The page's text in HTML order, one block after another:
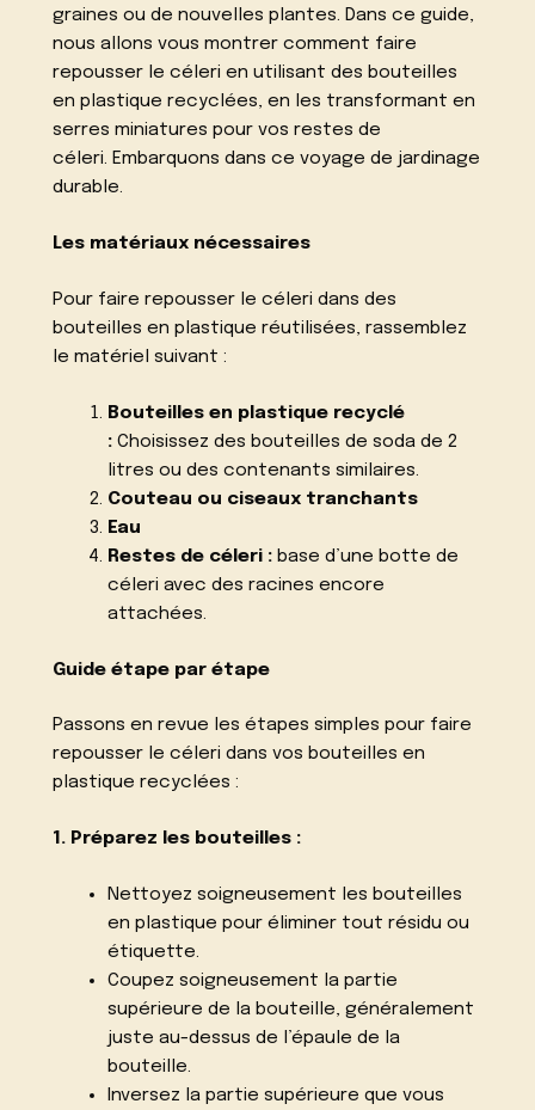
graines ou de nouvelles plantes. Dans ce guide,
nous allons vous montrer comment faire
repousser le céleri en utilisant des bouteilles
en plastique recyclées, en les transformant en
serres miniatures pour vos restes de
céleri. Embarquons dans ce voyage de jardinage
durable.
Les matériaux nécessaires
Pour faire repousser le céleri dans des
bouteilles en plastique réutilisées, rassemblez
le matériel suivant :
Bouteilles en plastique recyclé
:Choisissez des bouteilles de soda de 2
litres ou des contenants similaires.
Couteau ou ciseaux tranchants
Eau
Restes de céleri :base d’une botte de
céleri avec des racines encore
attachées.
Guide étape par étape
Passons en revue les étapes simples pour faire
repousser le céleri dans vos bouteilles en
plastique recyclées :
1. Préparez les bouteilles :
Nettoyez soigneusement les bouteilles
en plastique pour éliminer tout résidu ou
étiquette.
Coupez soigneusement la partie
supérieure de la bouteille, généralement
juste au-dessus de l’épaule de la
bouteille.
Inversez la partie supérieure que vous